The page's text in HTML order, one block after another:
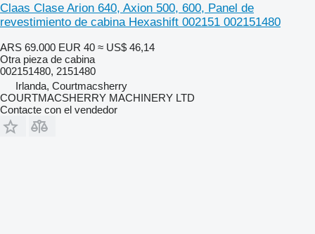
Claas Clase Arion 640, Axion 500, 600, Panel de
revestimiento de cabina Hexashift 002151 002151480
ARS 69.000 EUR 40 ≈ US$ 46,14
Otra pieza de cabina
002151480, 2151480
Irlanda, Courtmacsherry
COURTMACSHERRY MACHINERY LTD
Contacte con el vendedor